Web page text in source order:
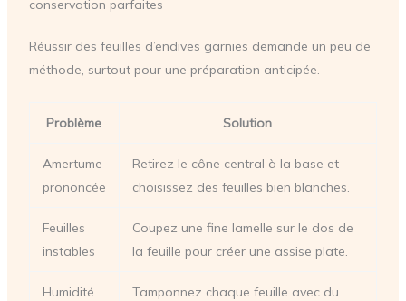
conservation parfaites
Réussir des feuilles d’endives garnies demande un peu de
méthode, surtout pour une préparation anticipée.
Problème Solution
Amertume
prononcée
Retirez le cône central à la base et
choisissez des feuilles bien blanches.
Feuilles
instables
Coupez une fine lamelle sur le dos de
la feuille pour créer une assise plate.
Humidité
Tamponnez chaque feuille avec du